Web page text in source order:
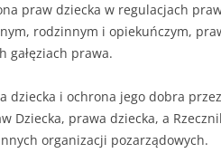
praw dziecka w regulacjach
rodzinnym i opiekuńczym,
gałęziach prawa.
dziecka i ochrona jego dobra
Dziecka, prawa dziecka, a
organizacji pozarządowych.